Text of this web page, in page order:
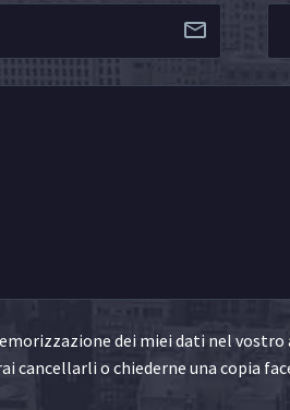
dei miei dati nel
cancellarli o chiederne una copia